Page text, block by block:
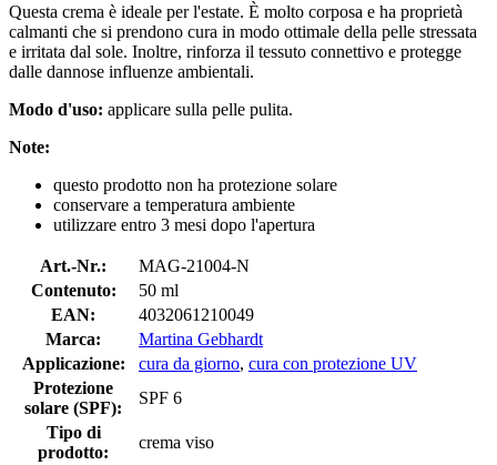
Questa crema è ideale per l'estate. È molto corposa e ha proprietà
calmanti che si prendono cura in modo ottimale della pelle stressata
e irritata dal sole. Inoltre, rinforza il tessuto connettivo e protegge
dalle dannose influenze ambientali.
Modo d'uso: applicare sulla pelle pulita.
Note:
questo prodotto non ha protezione solare
conservare a temperatura ambiente
utilizzare entro 3 mesi dopo l'apertura
Art.-Nr.:
MAG-21004-N
Contenuto:
50 ml
EAN:
4032061210049
Marca:
Martina Gebhardt
Applicazione:
cura da giorno, cura con protezione UV
Protezione
solare (SPF):
SPF 6
Tipo di
prodotto:
crema viso